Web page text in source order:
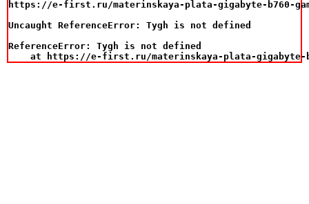
https://e-first.ru/materinskaya-plata-gigabyte-b760-
Uncaught ReferenceError: Tygh is not defined
ReferenceError: Tygh is not defined
at https://e-first.ru/materinskaya-plata-